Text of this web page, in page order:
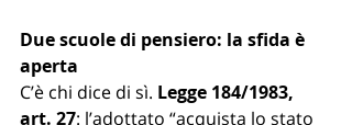
Due scuole di pensiero: la sfida è
aperta
C’è chi dice di sì. Legge 184/1983,
art. 27: l’adottato “acquista lo stato